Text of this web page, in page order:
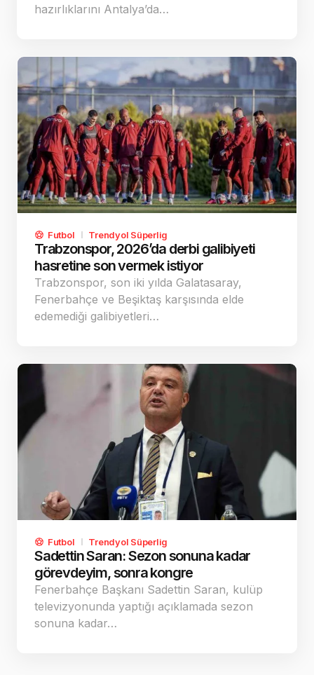
hazırlıklarını Antalya’da…
Futbol Trendyol Süperlig
Trabzonspor, 2026’da derbi galibiyeti
hasretine son vermek istiyor
Trabzonspor, son iki yılda Galatasaray,
Fenerbahçe ve Beşiktaş karşısında elde
edemediği galibiyetleri…
Futbol Trendyol Süperlig
Sadettin Saran: Sezon sonuna kadar
görevdeyim, sonra kongre
Fenerbahçe Başkanı Sadettin Saran, kulüp
televizyonunda yaptığı açıklamada sezon
sonuna kadar…